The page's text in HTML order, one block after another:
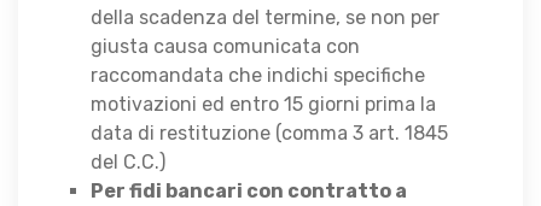
della scadenza del termine, se non per
giusta causa comunicata con
raccomandata che indichi specifiche
motivazioni ed entro 15 giorni prima la
data di restituzione (comma 3 art. 1845
del C.C.)
Per fidi bancari con contratto a